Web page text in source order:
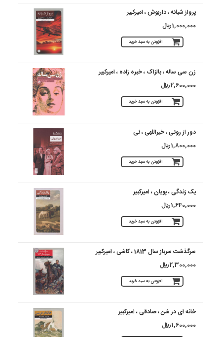
پرواز شبانه ، داریوش ، امیرکبیر
1,000,000 ريال
افزودن به سبد خرید
زن سی ساله ، بالزاک ، خبره زاده ، امیرکبیر
2,600,000 ريال
افزودن به سبد خرید
دور از روئی ، خیراللهی ، نی
1,800,000 ريال
افزودن به سبد خرید
یک زندگی ، پویان ، امیرکبیر
1,640,000 ريال
افزودن به سبد خرید
سرگذشت سرباز سال 1813 ، کاشی ، امیرکبیر
2,300,000 ريال
افزودن به سبد خرید
خانه ای در شن ، صادقی ، امیرکبیر
1,600,000 ريال